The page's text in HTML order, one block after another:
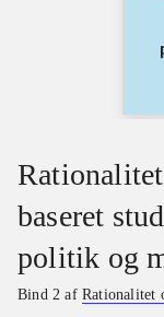
baseret
politik og
Bind 2 afRationalitet